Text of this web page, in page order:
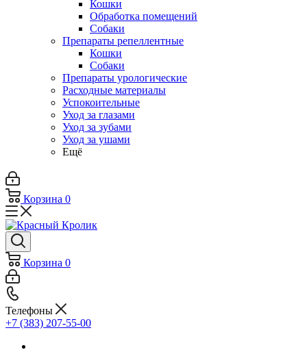
Кошки
Обработка помещений
Собаки
Препараты репеллентные
Кошки
Собаки
Препараты урологические
Расходные материалы
Успокоительные
Уход за глазами
Уход за зубами
Уход за ушами
Ещё
Корзина 0
Корзина 0
Телефоны
+7 (383) 207-55-00